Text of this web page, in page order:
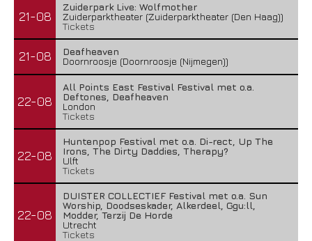
21-08
Zuiderpark Live: Wolfmother
Zuiderparktheater (Zuiderparktheater (Den Haag))
Tickets
21-08
Deafheaven
Doornroosje (Doornroosje (Nijmegen))
22-08
All Points East Festival Festival met o.a.
Deftones, Deafheaven
London
Tickets
22-08
Huntenpop Festival met o.a. Di-rect, Up The
Irons, The Dirty Daddies, Therapy?
Ulft
Tickets
22-08
DUISTER COLLECTIEF Festival met o.a. Sun
Worship, Doodseskader, Alkerdeel, Ggu:ll,
Modder, Terzij De Horde
Utrecht
Tickets